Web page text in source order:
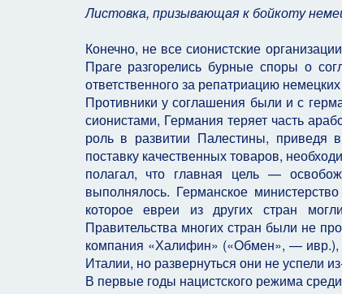
Листовка, призывающая к бойкоту
Конечно, не все сионистские
Праге разгорелись бурные споры о
ответственного за репатриацию
Противники у соглашения были и с
сионистами, Германия теряет часть
роль в развитии Палестины, приведя
поставку качественных товаров,
полагал, что главная цель —
выполнялось. Германское
которое евреи из других стран
Правительства многих стран были не
компания «Халифин» («Обмен», — ивр.),
Италии, но развернуться они не успели
В первые годы нацистского режима